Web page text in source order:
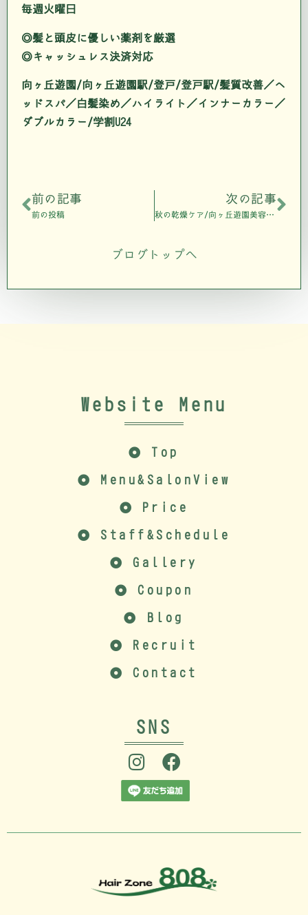
毎週火曜日
◎髪と頭皮に優しい薬剤を厳選
◎キャッシュレス決済対応
向ヶ丘遊園/向ヶ丘遊園駅/登戸/登戸駅/髪質改善／ヘ
ッドスパ／白髪染め／ハイライト／インナーカラー／
ダブルカラー/学割U24
前の記事
前の投稿
次の記事
秋の乾燥ケア/向ヶ丘遊園美容室808air
ブログトップへ
Website Menu
Top
Menu&SalonView
Price
Staff&Schedule
Gallery
Coupon
Blog
Recruit
Contact
SNS